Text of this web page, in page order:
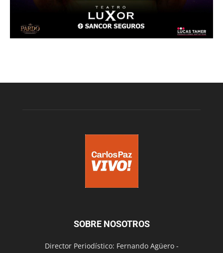
SOBRE NOSOTROS
Director Periodístico: Fernando Agüero -